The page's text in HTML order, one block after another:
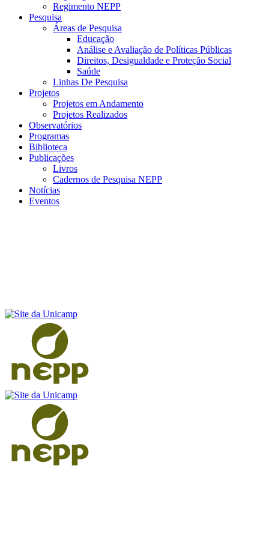
Regimento NEPP
Pesquisa
Áreas de Pesquisa
Educação
Análise e Avaliação de Políticas Públicas
Direitos, Desigualdade e Proteção Social
Saúde
Linhas De Pesquisa
Projetos
Projetos em Andamento
Projetos Realizados
Observatórios
Programas
Biblioteca
Publicações
Livros
Cadernos de Pesquisa NEPP
Notícias
Eventos